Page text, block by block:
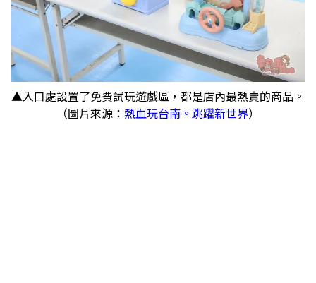
▲入口處設置了免費試玩遊戲區，都是店內最熱賣的商品。
（圖片來源： 熱血玩台南。跳躍新世界）